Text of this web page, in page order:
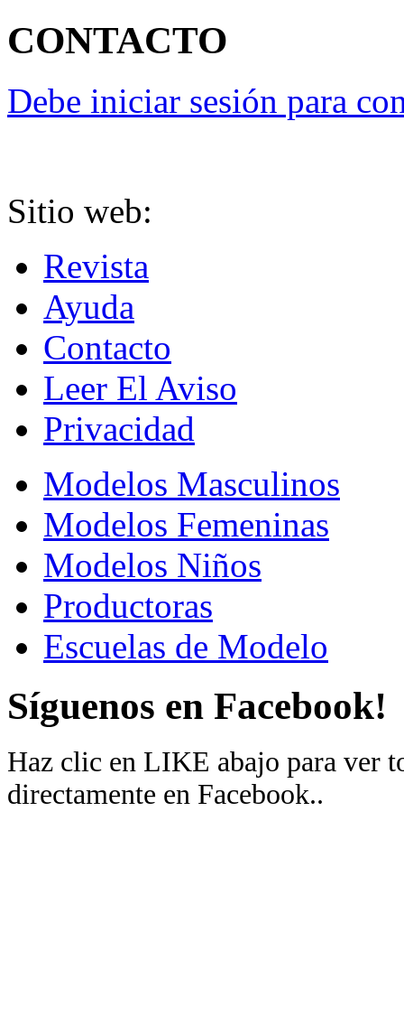
CONTACTO
Debe iniciar sesión para
Sitio web:
Revista
Ayuda
Contacto
Leer El Aviso
Privacidad
Modelos Masculinos
Modelos Femeninas
Modelos Niños
Productoras
Escuelas de Modelo
Síguenos en Facebook!
Haz clic en LIKE abajo para ver
directamente en Facebook..